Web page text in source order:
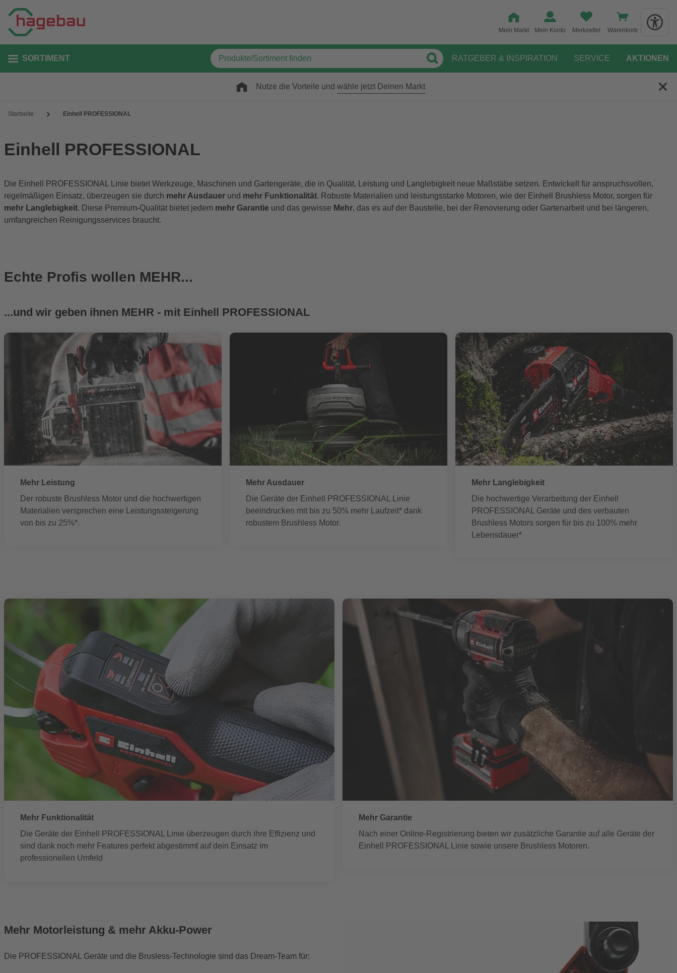
Mein Markt Mein Konto Merkzettel Warenkorb
SORTIMENT RATGEBER & INSPIRATION SERVICE AKTIONEN
Nutze die Vorteile und wähle jetzt Deinen Markt
Startseite Einhell PROFESSIONAL
Einhell PROFESSIONAL
Die Einhell PROFESSIONAL Linie bietet Werkzeuge, Maschinen und Gartengeräte, die in Qualität, Leistung und Langlebigkeit neue Maßstäbe setzen. Entwickelt für anspruchsvollen,
regelmäßigen Einsatz, überzeugen sie durch mehr Ausdauer und mehr Funktionalität. Robuste Materialien und leistungsstarke Motoren, wie der Einhell Brushless Motor, sorgen für
mehr Langlebigkeit. Diese Premium-Qualität bietet jedem mehr Garantie und das gewisse Mehr, das es auf der Baustelle, bei der Renovierung oder Gartenarbeit und bei längeren,
umfangreichen Reinigungsservices braucht.
Echte Profis wollen MEHR...
...und wir geben ihnen MEHR - mit Einhell PROFESSIONAL
Mehr Leistung
Der robuste Brushless Motor und die hochwertigen
Materialien versprechen eine Leistungssteigerung
von bis zu 25%*.
Mehr Ausdauer
Die Geräte der Einhell PROFESSIONAL Linie
beeindrucken mit bis zu 50% mehr Laufzeit* dank
robustem Brushless Motor.
Mehr Langlebigkeit
Die hochwertige Verarbeitung der Einhell
PROFESSIONAL Geräte und des verbauten
Brushless Motors sorgen für bis zu 100% mehr
Lebensdauer*
Mehr Funktionalität
Die Geräte der Einhell PROFESSIONAL Linie überzeugen durch ihre Effizienz und
sind dank noch mehr Features perfekt abgestimmt auf dein Einsatz im
professionellen Umfeld
Mehr Garantie
Nach einer Online-Registrierung bieten wir zusätzliche Garantie auf alle Geräte der
Einhell PROFESSIONAL Linie sowie unsere Brushless Motoren.
Mehr Motorleistung & mehr Akku-Power
Die PROFESSIONAL Geräte und die Brusless-Technologie sind das Dream-Team für: